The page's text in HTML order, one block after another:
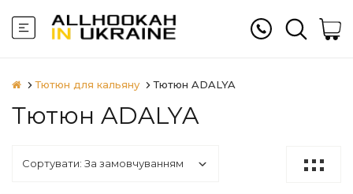
Тютюн для кальяну Тютюн ADALYA
Тютюн ADALYA